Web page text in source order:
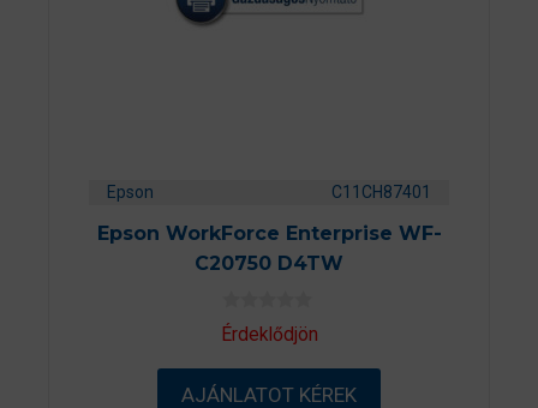
Epson C11CH87401
Epson WorkForce Enterprise WF-
C20750 D4TW
0
a
-
Érdeklődjön
AJÁNLATOT KÉREK